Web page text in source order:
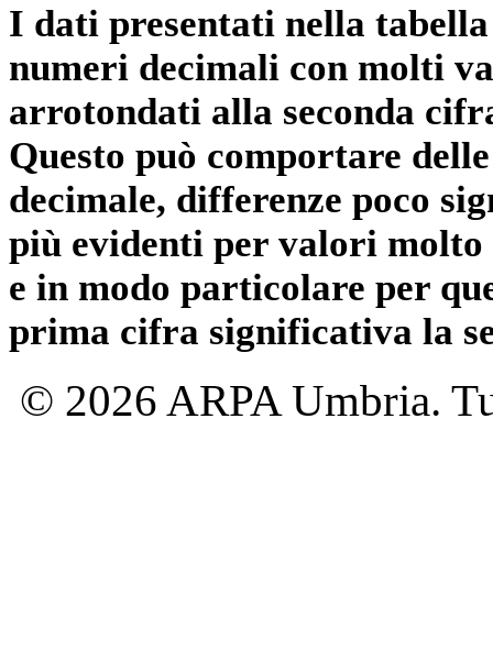
I dati presentati nella
numeri decimali con molti
arrotondati alla seconda
Questo può comportare
decimale, differenze poco
più evidenti per valori
e in modo particolare per
prima cifra significativa la
© 2026 ARPA Umbria.